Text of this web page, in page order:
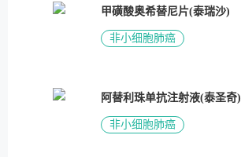
甲磺酸奥希替尼片(泰瑞沙)
非小细胞肺癌
阿替利珠单抗注射液(泰圣奇)
非小细胞肺癌